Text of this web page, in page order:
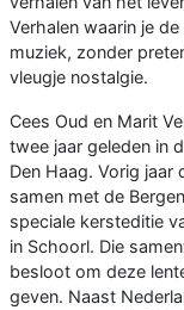
Verhalen waarin je
muziek, zonder
vleugje nostalgie.
Cees Oud en Marit
twee jaar geleden in
Den Haag. Vorig
samen met de
speciale kersteditie
in Schoorl. Die
besloot om deze
geven. Naast